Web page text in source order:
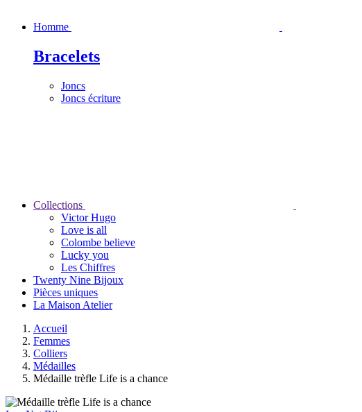
Homme
Bracelets
Joncs
Joncs écriture
Collections
Victor Hugo
Love is all
Colombe believe
Lucky you
Les Chiffres
Twenty Nine Bijoux
Pièces uniques
La Maison Atelier
Accueil
Femmes
Colliers
Médailles
Médaille trèfle Life is a chance